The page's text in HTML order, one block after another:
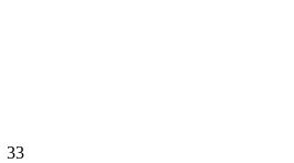
33